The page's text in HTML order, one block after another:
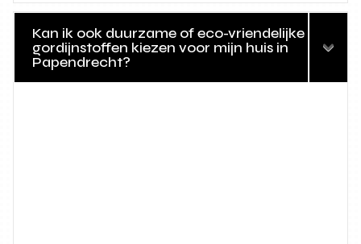
Kan ik ook duurzame of eco-vriendelijke
gordijnstoffen kiezen voor mijn huis in
Papendrecht?